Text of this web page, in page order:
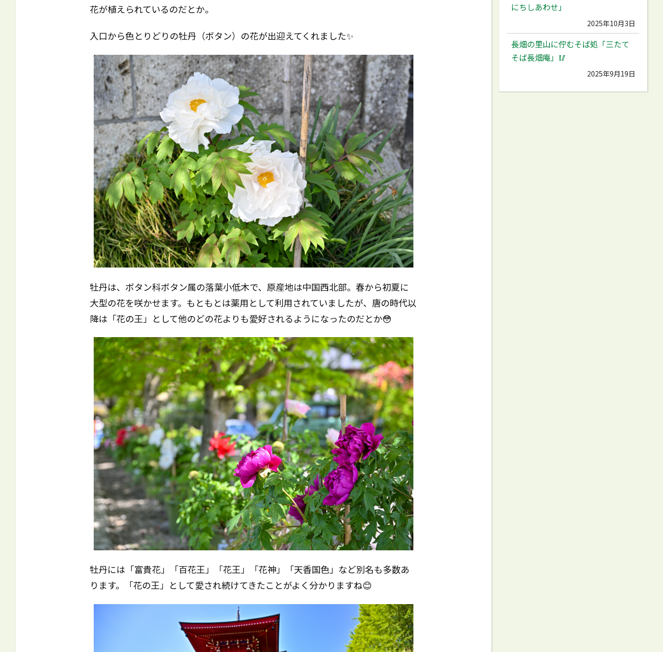
花が植えられているのだとか。
入口から色とりどりの牡丹（ボタン）の花が出迎えてくれました✨
牡丹は、ボタン科ボタン属の落葉小低木で、原産地は中国西北部。春から初夏に
大型の花を咲かせます。もともとは薬用として利用されていましたが、唐の時代以
降は「花の王」として他のどの花よりも愛好されるようになったのだとか😳
牡丹には「富貴花」「百花王」「花王」「花神」「天香国色」など別名も多数あ
ります。「花の王」として愛され続けてきたことがよく分かりますね😊
にちしあわせ」
2025年10月3日
長畑の里山に佇むそば処「三たて
そば長畑庵」🥢
2025年9月19日